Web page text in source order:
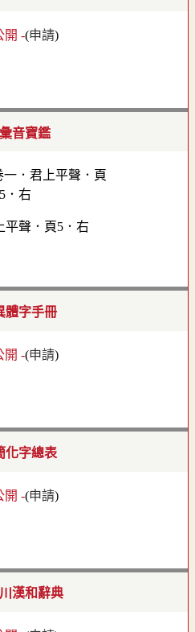
開 -(申請)
彙音寶鑑
平聲．頁5．右
體字手冊
開 -(申請)
化字總表
開 -(申請)
漢和辭典